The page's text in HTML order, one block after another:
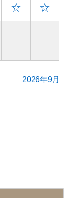
☆ ☆
2026年9月